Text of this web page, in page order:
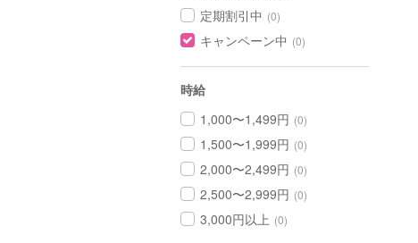
定期割引中 (0)
キャンペーン中 (0)
時給
1,000〜1,499円 (0)
1,500〜1,999円 (0)
2,000〜2,499円 (0)
2,500〜2,999円 (0)
3,000円以上 (0)